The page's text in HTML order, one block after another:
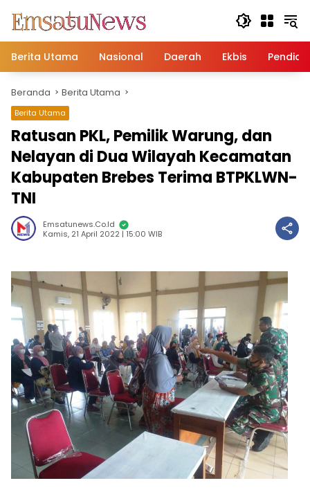
konten
Berita Utama
Nasional Daerah Ekbis
Beranda Berita Utama
Berita Utama
Ratusan PKL, Pemilik Warung, dan
Nelayan di Dua Wilayah Kecamatan
Kabupaten Brebes Terima BTPKLWN-
TNI
Emsatunews.co.id
Kamis, 21 April 2022 | 15:00 WIB